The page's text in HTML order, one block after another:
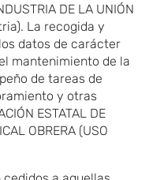
DE LA UNIÓN
La recogida y
datos de carácter
mantenimiento de la
de tareas de
y otras
ESTATAL DE
OBRERA (USO